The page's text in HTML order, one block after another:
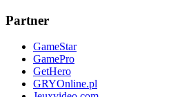
Partner
GameStar
GamePro
GetHero
GRYOnline.pl